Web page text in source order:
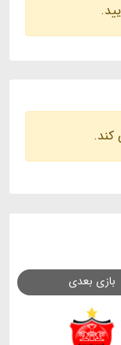
کند.
بازی بعدی